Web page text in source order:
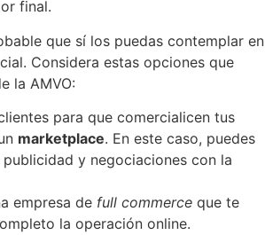
final.
que sí los puedas contemplar en
Considera estas opciones que
la AMVO:
para que comercialicen tus
marketplace. En este caso, puedes
y negociaciones con la
empresa de full commerce que te
la operación online.